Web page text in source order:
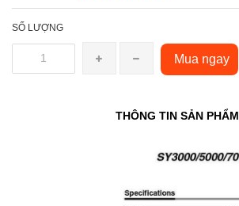
SỐ LƯỢNG
Mua ngay
THÔNG TIN SẢN PHẨM